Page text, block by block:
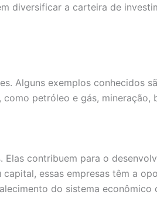
diversificar a carteira de
Alguns exemplos conhecidos
petróleo e gás, mineração,
contribuem para o
essas empresas têm a
do sistema econômico